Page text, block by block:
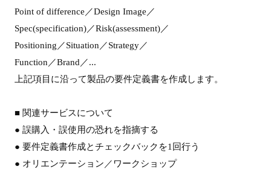
Point of difference／Design Image／
Spec(specification)／Risk(assessment)／
Positioning／Situation／Strategy／
Function／Brand／...
上記項目に沿って製品の要件定義書を作成します。
■ 関連サービスについて
● 誤購入・誤使用の恐れを指摘する
● 要件定義書作成とチェックバックを1回行う
● オリエンテーション／ワークショップ